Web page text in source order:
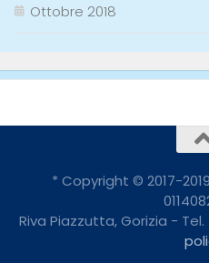
Ottobre 2018
* Copyright © 2017-2019
Riva Piazzutta, Gorizia - Tel.